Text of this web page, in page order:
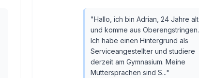
"Hallo, ich bin Adrian, 24 Jahre alt
und komme aus Oberengstringen.
Ich habe einen Hintergrund als
Serviceangestellter und studiere
derzeit am Gymnasium. Meine
Muttersprachen sind S..."